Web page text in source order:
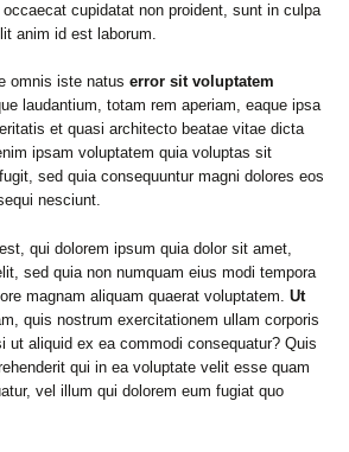
cupidatat non proident, sunt in culpa
anim id est laborum.
omnis iste natus error sit voluptatem
laudantium, totam rem aperiam, eaque ipsa
et quasi architecto beatae vitae dicta
ipsam voluptatem quia voluptas sit
sed quia consequuntur magni dolores eos
nesciunt.
qui dolorem ipsum quia dolor sit amet,
sed quia non numquam eius modi tempora
magnam aliquam quaerat voluptatem. Ut
quis nostrum exercitationem ullam corporis
ut aliquid ex ea commodi consequatur? Quis
qui in ea voluptate velit esse quam
vel illum qui dolorem eum fugiat quo